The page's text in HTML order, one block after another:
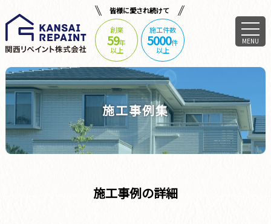
皆様に愛され続けて
創業
59年
以上
施工件数
5000件
以上
MENU
施工事例集
施工事例の詳細